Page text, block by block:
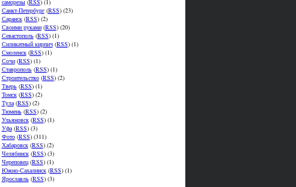
Санкт-Петербург(RSS) (23)
Саранск(RSS) (2)
Своими руками(RSS) (20)
Севастополь(RSS) (1)
Силикатный кирпич(RSS) (1)
Смоленск(RSS) (1)
Сочи(RSS) (1)
Ставрополь(RSS) (1)
Строительство(RSS) (2)
Тверь(RSS) (1)
Томск(RSS) (2)
Тула(RSS) (2)
Тюмень(RSS) (2)
Ульяновск(RSS) (1)
Уфа(RSS) (3)
Фото(RSS) (311)
Хабаровск(RSS) (2)
Челябинск(RSS) (3)
Череповец(RSS) (1)
Южно-Сахалинск(RSS) (1)
Ярославль(RSS) (3)